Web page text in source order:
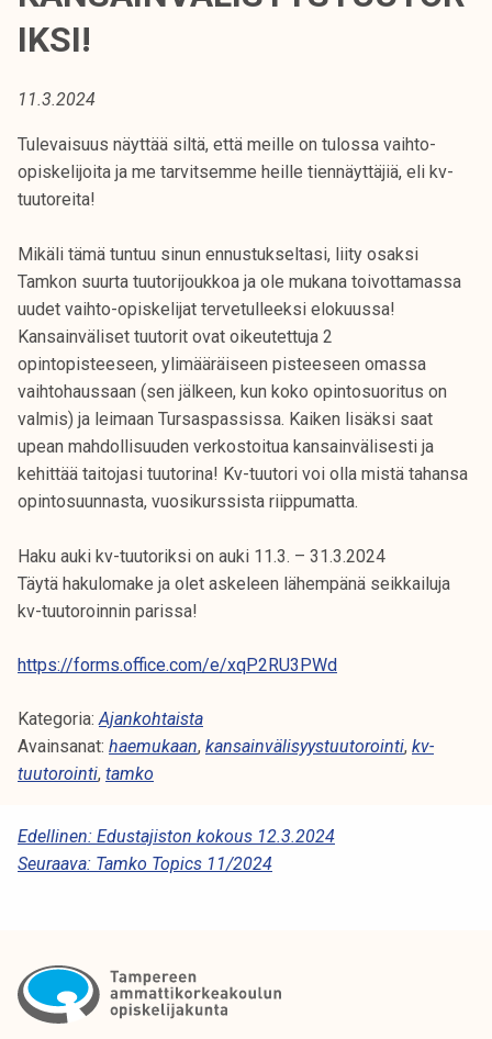
o
k
e
a
o
u
l
u
n
o
p
i
s
k
l
j
k
n
t
a
IKSI!
11.3.2024
Tulevaisuus näyttää siltä, että meille on tulossa vaihto-
opiskelijoita ja me tarvitsemme heille tiennäyttäjiä, eli kv-
tuutoreita!
Mikäli tämä tuntuu sinun ennustukseltasi, liity osaksi
Tamkon suurta tuutorijoukkoa ja ole mukana toivottamassa
uudet vaihto-opiskelijat tervetulleeksi elokuussa!
Kansainväliset tuutorit ovat oikeutettuja 2
opintopisteeseen, ylimääräiseen pisteeseen omassa
vaihtohaussaan (sen jälkeen, kun koko opintosuoritus on
valmis) ja leimaan Tursaspassissa. Kaiken lisäksi saat
upean mahdollisuuden verkostoitua kansainvälisesti ja
kehittää taitojasi tuutorina! Kv-tuutori voi olla mistä tahansa
opintosuunnasta, vuosikurssista riippumatta.
Haku auki kv-tuutoriksi on auki 11.3. – 31.3.2024
Täytä hakulomake ja olet askeleen lähempänä seikkailuja
kv-tuutoroinnin parissa!
https://forms.office.com/e/xqP2RU3PWd
Kategoria:Ajankohtaista
Avainsanat: haemukaan, kansainvälisyystuutorointi, kv-
tuutorointi, tamko
A
R
K
K
Edellinen: Edustajiston kokous 12.3.2024
Seuraava: Tamko Topics 11/2024